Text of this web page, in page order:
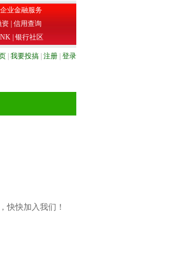
业金融服务
资| 信用查询
银行社区
我要投搞 注册 登录
快快加入我们！